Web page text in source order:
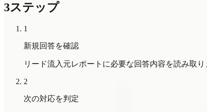
3ステップ
1
新規回答を確認
リード流入元レポートに必要な回答内容を読み取り
2
次の対応を判定